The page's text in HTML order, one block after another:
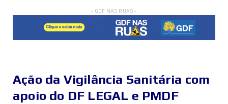
- GDF NAS RUAS -
Ação da Vigilância Sanitária com
apoio do DF LEGAL e PMDF